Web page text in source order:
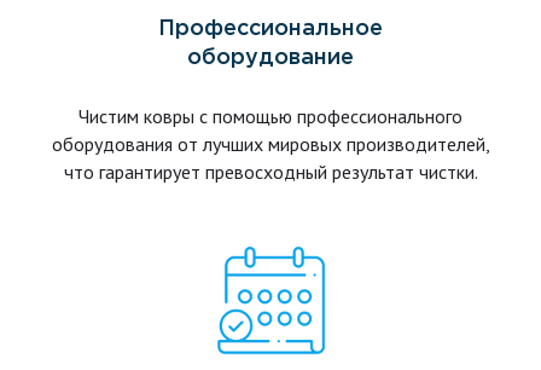
Профессиональное
оборудование
Чистим ковры с помощью профессионального
оборудования от лучших мировых производителей,
что гарантирует превосходный результат чистки.